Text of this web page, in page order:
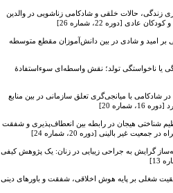
حالات خلقی و شادکامی زناشویی در والدین
[دوره 22، شماره 26]
و شادی در بین دانش‌آموزان مقطع متوسطه
ناخواستگی تولد؛ نقش واسطه‌ای سوءاستفادۀ
با میانجی‌گری تعلق سازمانی در بین منابع
20]
هیجان در رابطه بین انعطاف‌پذیری و شفقت
غیر بالینی [دوره 20، شماره 24]
گرایش به جراحی زیبایی در زنان: یک پژوهش کیفی
شغلی بر پایه هوش اخلاقی، شفقت و باورهای دینی